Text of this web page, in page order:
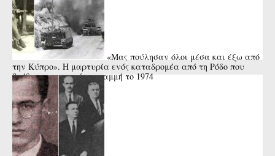
«Μας πούλησαν όλοι μέσα και έξω από
την Κύπρο». Η μαρτυρία ενός καταδρομέα από τη Ρόδο που
βρέθηκε στην πρώτη γραμμή το 1974